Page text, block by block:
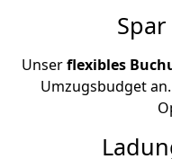
Unserflexibles
Umzugsbudget